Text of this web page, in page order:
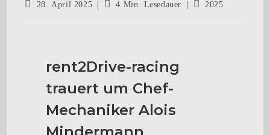
28. April 2025 4 Min. Lesedauer 2025
rent2Drive-racing
trauert um Chef-
Mechaniker Alois